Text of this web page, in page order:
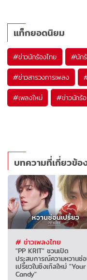
แท็กยอดนิยม
#ข่าวนักร้องไทย #นัก
#ข่าวสารวงการเพลง
#เพลงใหม่ #ข่าวนักร้
บทความที่เกี่ยวข้อ
# ข่าวเพลงไทย
"PP KRIT" ชวนเปิด
ประสบการณ์ความหวานซ่
เปรี้ยวในซิงเกิลใหม่ "Your
Candy"